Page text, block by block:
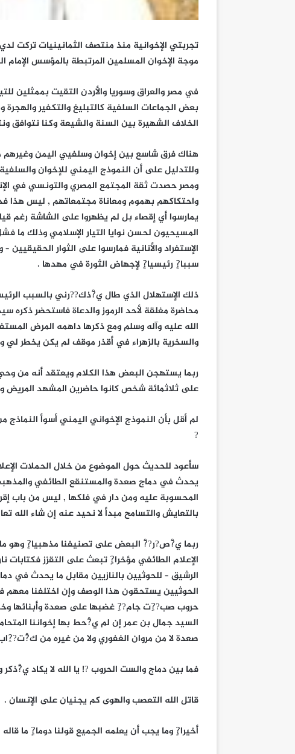
تجربتي الإخوانية منذ منتصف الثمانينيات تركت
موجة الإخوان المسلمين المرتبطة بالمؤسس الإمام
في مصر والعراق وسوريا والأردن التقيت بممثلين
بعض الجماعات السلفية كالتبليغ والتكفير
الخلاف الشهيرة بين السنة والشيعة وكنا نتوافق
هناك فرق شاسع بين إخوان وسلفيي اليمن وغيرهم
وللتدليل على أن النموذج اليمني للإخوان
ومصر حصدت ثقة المجتمع المصري والتونسي في
واحتكاكهم بهموم ومعاناة مجتمعاتهم , ليس هذا
يمارسوا أي إقصاء بل لم يظهروا على الشاشة رغم
المسيحيون لحسن نوايا التيار الإسلامي وذلك ما
الإستفراد والأنانية فمارسوا على الثوار
سببا?ٍ رئيسيا?ٍ لإجهاض الثورة في مهدها .
ذلك الإستهلال الذي طال ي?ْذك??رني بالسبب
محاضرة مغلقة لأحد الرموز والدعاة فاستحضر ذكره
الله عليه وآله وسلم ومع ذكرها داهمه المرض
والسخرية بالزهراء في أقذر موقف لم يكن يخطر لي
ربما يستهجن البعض هذا الكلام ويعتقد أنه من
على ثلاثمائة شخص كانوا حاضرين المشهد المريض
لم أقل بأن النموذج الإخواني اليمني أسوأ
?
سأعود للحديث حول الموضوع من خلال الحملات
يحدث في دماج صعدة والمستنقع الطائفي والمذهبي
المحسوبة عليه ومن دار في فلكها , ليس من باب
بالتعايش والتسامح مبدأ لا نحيد عنه إن شاء الله
ربما ي?ْص?ر??ْ البعض على تصنيفنا مذهبيا?ٍ وهو
الإعلام الطائفي مؤخرا?ٍ تبعث على التقزز
الرشيق – للحوثيين بالنازيين مقابل ما يحدث في
الحوثيين يستحقون هذا الوصف وإن اختلفنا
حروب صب??ِت جام??ِ غضبها على صعدة وأبنائها
السيد جمال بن عمر إن لم ي?ْحط بها إخواننا
صعدة لا من مروان الغفوري ولا من غيره من ك?ْت??ِاب
فما بين دماج والست الحروب ?! يا الله لا يكاد ي?ْذكر
قاتل الله التعصب والهوى كم يجنيان على الإنسان .
أخيرا?ٍ وما يجب أن يعلمه الجميع قولنا دوما?ٍ ما